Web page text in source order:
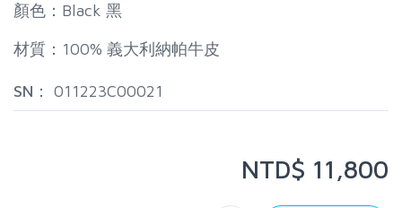
顏色：Black 黑
材質：100% 義大利納帕牛皮
SN： 011223C00021
NTD$ 11,800